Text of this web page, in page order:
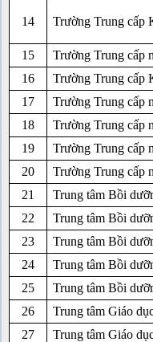
14 Trường Trung cấp
15
Trường Trung cấp
16
Trường Trung cấp
17
Trường Trung cấp
18
Trường Trung cấp
19
Trường Trung cấp
20
Trường Trung cấp
21
Trung tâm Bồi
22
Trung tâm Bồi
23
Trung tâm Bồi
24
Trung tâm Bồi
25
Trung tâm Bồi
26
Trung tâm Giáo
27
Trung tâm Giáo